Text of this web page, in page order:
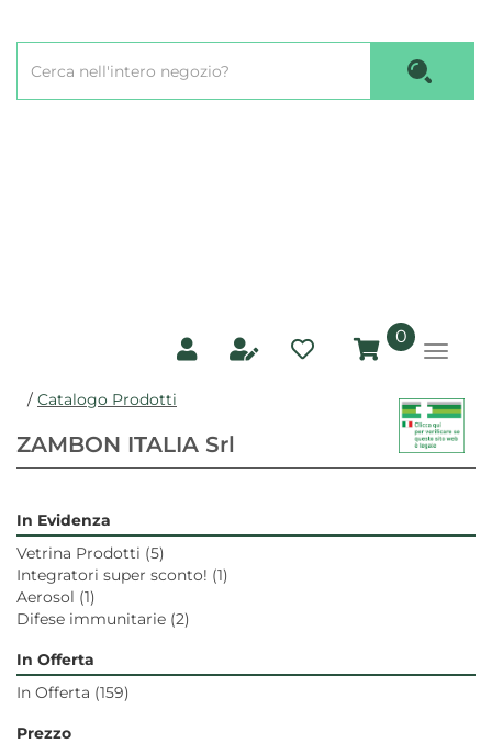
principale
Prodotto
0prodotti
inseriti
/ Catalogo Prodotti
ZAMBON ITALIA Srl
In Evidenza
Vetrina Prodotti (5)
Integratori super sconto! (1)
Aerosol (1)
Difese immunitarie (2)
In Offerta
In Offerta (159)
Prezzo